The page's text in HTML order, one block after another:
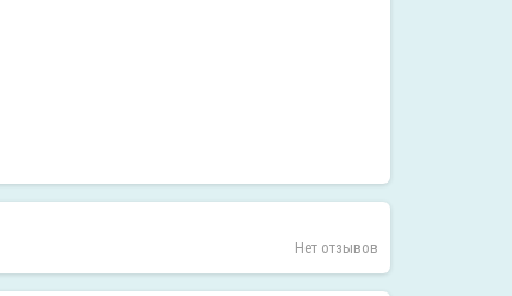
Нет отзывов